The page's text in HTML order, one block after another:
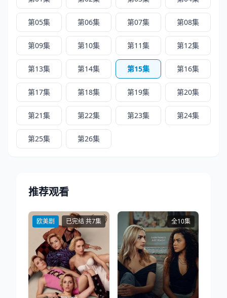
第05集 第06集 第07集 第08集
第09集 第10集 第11集 第12集
第13集 第14集 第15集 第16集
第17集 第18集 第19集 第20集
第21集 第22集 第23集 第24集
第25集 第26集
推荐观看
欧美剧 已完结 共7集 全10集